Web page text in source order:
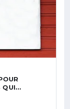
QUI…